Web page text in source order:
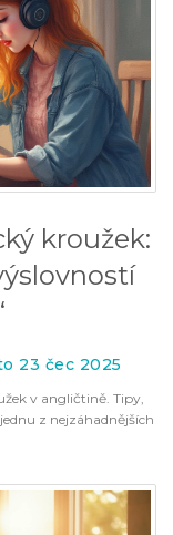
kroužek:
23 čec 2025
v angličtině. Tipy,
z nejzáhadnějších